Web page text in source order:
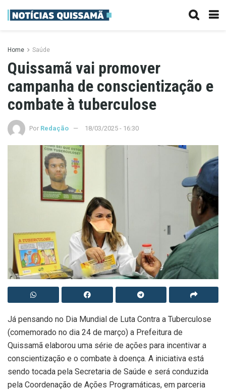
Home Saúde
Quissamã vai promover
campanha de conscientização e
combate à tuberculose
Por Redação 18/03/2025 - 16:30
Já pensando no Dia Mundial de Luta Contra a Tuberculose
(comemorado no dia 24 de março) a Prefeitura de
Quissamã elaborou uma série de ações para incentivar a
conscientização e o combate à doença. A iniciativa está
sendo tocada pela Secretaria de Saúde e será conduzida
pela Coordenação de Ações Programáticas, em parceria